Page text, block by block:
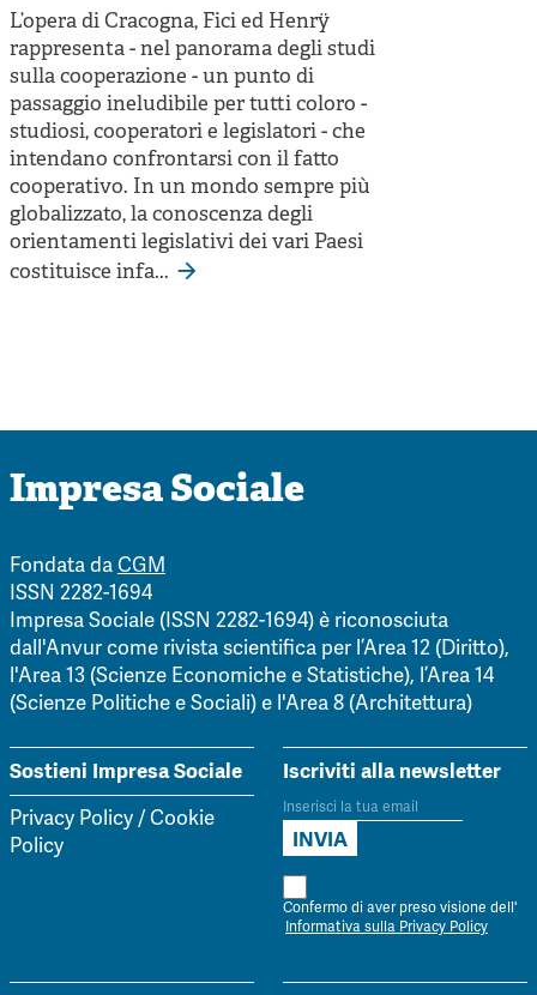
L’opera di Cracogna, Fici ed Henrÿ
rappresenta - nel panorama degli studi
sulla cooperazione - un punto di
passaggio ineludibile per tutti coloro -
studiosi, cooperatori e legislatori - che
intendano confrontarsi con il fatto
cooperativo. In un mondo sempre più
globalizzato, la conoscenza degli
orientamenti legislativi dei vari Paesi
costituisce infa...
Impresa Sociale
Fondata daCGM
ISSN 2282-1694
Impresa Sociale (ISSN 2282-1694) è riconosciuta
dall'Anvur come rivista scientifica per l’Area 12 (Diritto),
l'Area 13 (Scienze Economiche e Statistiche), l’Area 14
(Scienze Politiche e Sociali) e l'Area 8 (Architettura)
Sostieni Impresa Sociale
Privacy Policy/Cookie
Policy
Iscriviti alla newsletter
Confermo di aver preso visione dell'
Informativa sulla Privacy Policy